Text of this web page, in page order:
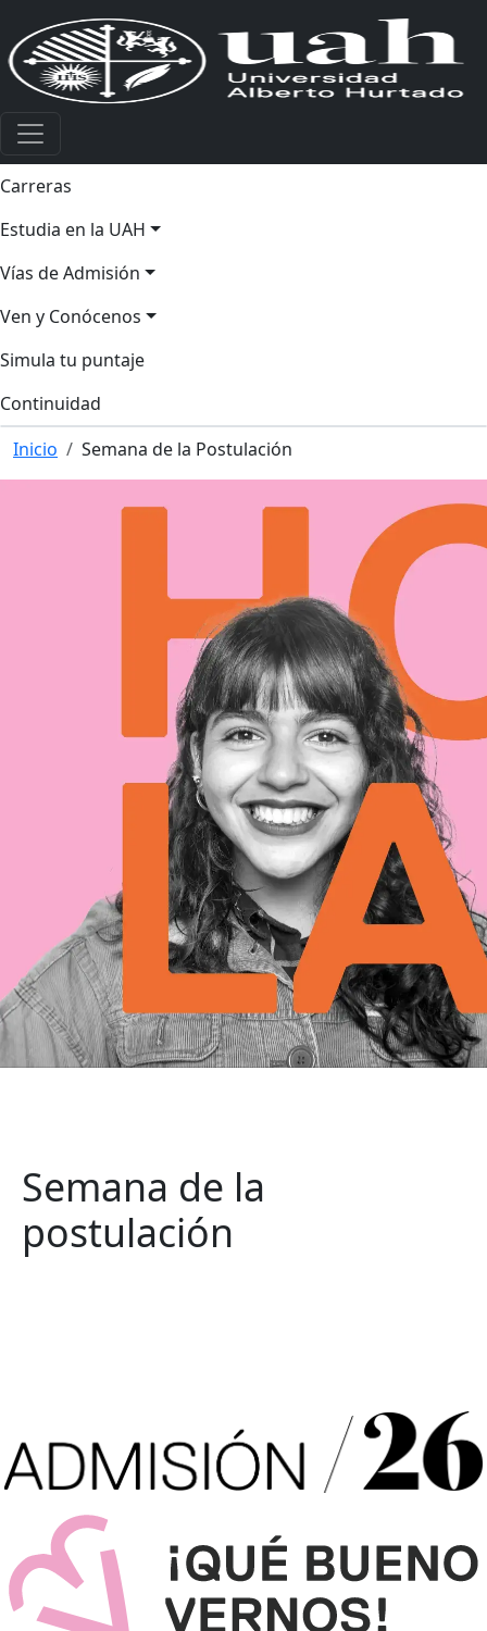
Carreras
Estudia en la UAH
Vías de Admisión
Ven y Conócenos
Simula tu puntaje
Continuidad
Inicio
Semana de la Postulación
Semana de la
postulación